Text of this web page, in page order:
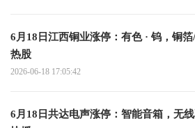
6月18日江西铜业涨停：有色 · 钨，铜
热股
2026-06-18 17:05:42
6月18日共达电声涨停：智能音箱，无